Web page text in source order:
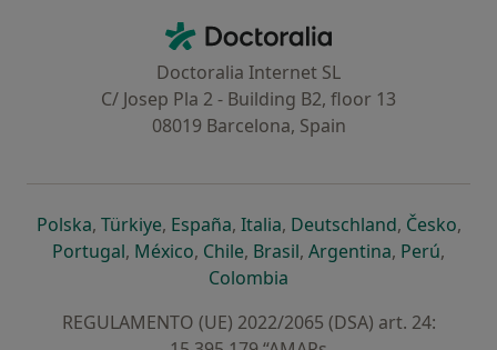
Doctoralia - Homepage
Doctoralia Internet SL
C/ Josep Pla 2 - Building B2, floor 13
08019 Barcelona, Spain
Polskaabre num novo separador
, Türkiyeabre num novo separador
, Españaabre num novo separador
, Italiaabre num novo
, Deutschlandabre num
, Česko,
Portugalabre num novo separador
, Méxicoabre num novo separador
, Chileabre num novo separador
, Brasilabre num novo
, Argentinaabre num
, Perúabre
,
Colombia
REGULAMENTO (UE) 2022/2065 (DSA) art. 24: